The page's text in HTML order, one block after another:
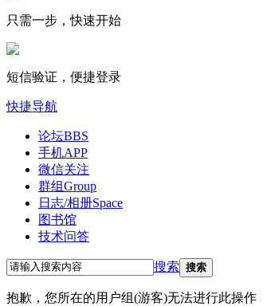
只需一步，快速开始
短信验证，便捷登录
快捷导航
论坛BBS
手机APP
微信关注
群组Group
日志/相册Space
图书馆
技术问答
搜索 搜索
抱歉，您所在的用户组(游客)无法进行此操作